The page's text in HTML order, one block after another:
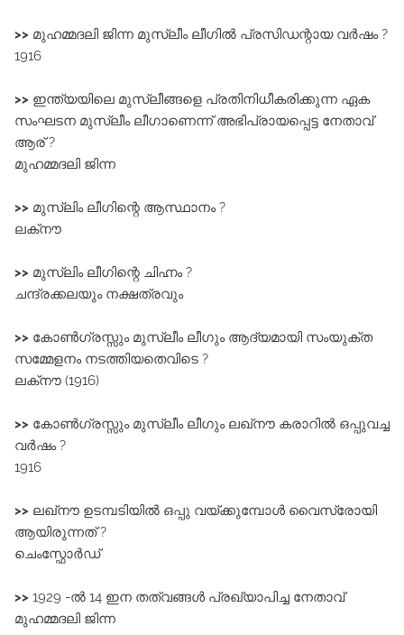
>> മുഹമ്മദലി ജിന്ന മുസ്ലീം ലീഗിൽ പ്രസിഡന്റായ വർഷം ?
1916
>> ഇന്ത്യയിലെ മുസ്ലീങ്ങളെ പ്രതിനിധീകരിക്കുന്ന ഏക
സംഘടന മുസ്ലീം ലീഗാണെന്ന് അഭിപ്രായപ്പെട്ട നേതാവ്
ആര് ?
മുഹമ്മദലി ജിന്ന
>> മുസ്ലിം ലീഗിന്റെ ആസ്ഥാനം ?
ലക്‌നൗ
>> മുസ്ലിം ലീഗിന്റെ ചിഹ്നം ?
ചന്ദ്രക്കലയും നക്ഷത്രവും
>> കോൺഗ്രസ്സും മുസ്ലീം ലീഗും ആദ്യമായി സംയുക്ത
സമ്മേളനം നടത്തിയതെവിടെ ?
ലക്‌നൗ (1916)
>> കോൺഗ്രസ്സും മുസ്ലീം ലീഗും ലഖ്‌നൗ കരാറിൽ ഒപ്പുവച്ച
വർഷം ?
1916
>> ലഖ്‌നൗ ഉടമ്പടിയിൽ ഒപ്പു വയ്ക്കുമ്പോൾ വൈസ്രോയി
ആയിരുന്നത് ?
ചെംസ്ഫോർഡ്
>> 1929 -ൽ 14 ഇന തത്വങ്ങൾ പ്രഖ്യാപിച്ച നേതാവ്‌
മുഹമ്മദലി ജിന്ന